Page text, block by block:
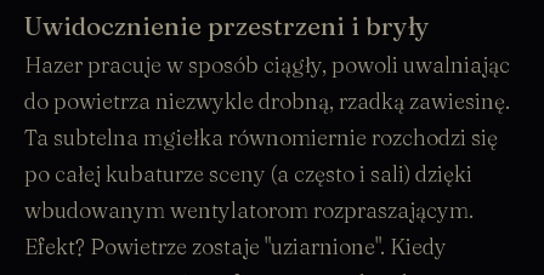
Uwidocznienie przestrzeni i bryły
Hazer pracuje w sposób ciągły, powoli uwalniając
do powietrza niezwykle drobną, rzadką zawiesinę.
Ta subtelna mgiełka równomiernie rozchodzi się
po całej kubaturze sceny (a często i sali) dzięki
wbudowanym wentylatorom rozpraszającym.
Efekt? Powietrze zostaje "uziarnione". Kiedy